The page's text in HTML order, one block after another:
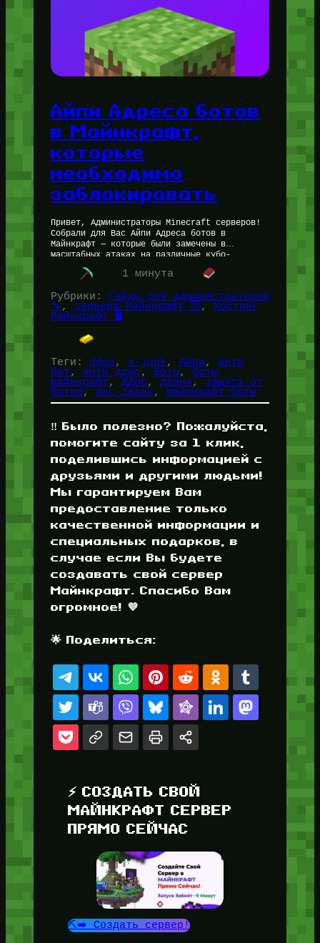
Айпи Адреса ботов
в Майнкрафт,
которые
необходимо
заблокировать
Привет, Администраторы Minecraft серверов!
Собрали для Вас Айпи Адреса ботов в
Майнкрафт — которые были замечены в
масштабных атаках на различные кубо-
сервера. Список был составлен Slava
Mansapov (Разработчиком Майнкрафт Ядра…
1 минута
Рубрики: Гайды для администраторов
🔧 , Сервера Майнкрафт 🛜, Хостинг
Майнкрафт 🖥️
Теги: ddos, x-junk, Айпи, анти
бот, анти ддос, Боты, боты
майнкрафт, ДДоС, джанк, защита от
ботов, икс-джанк, майнкрафт боты
‼️ Было полезно? Пожалуйста,
помогите сайту за 1 клик,
поделившись информацией с
друзьями и другими людьми!
Мы гарантируем Вам
предоставление только
качественной информации и
специальных подарков, в
случае если Вы будете
создавать свой сервер
Майнкрафт. Спасибо Вам
огромное! 💜
🌟 Поделиться:
⚡ СОЗДАТЬ СВОЙ
МАЙНКРАФТ СЕРВЕР
ПРЯМО СЕЙЧАС
⛏️➡️ Создать сервер!